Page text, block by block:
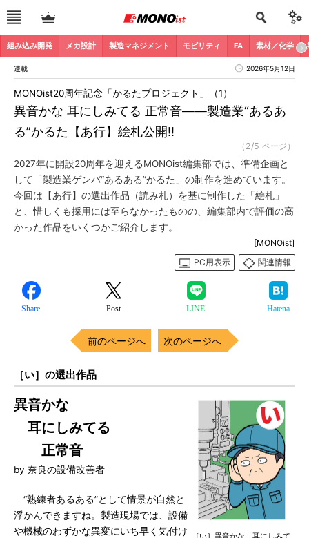
組み込み開発 メカ設計 製造マネジメント モビリティ FA 素材／化学
連載 2026年5月12日
異音かな 耳にしみてる 正常音――製造業“あるあ
る”かるた【あ行】絵札公開!!
MONOist20周年記念「かるたプロジェクト」（1）
（2/5 ページ）
2027年に開設20周年を迎えるMONOist編集部では、準備企画と
して「製造業ゲンバ“あるある”かるた」の制作を進めています。
今回は【あ行】の選出作品（読み札）を基に制作した「絵札」
と、惜しくも採用には至らなかったものの、編集部内で評価の高
かった作品をいくつかご紹介します。
[MONOist]
PC用表示
関連情報
Share Post LINE Hatena
前のページへ 次のページへ
［い］の選出作品
［い］異音かな 耳にしみて
異音かな
耳にしみてる
正常音
by 奈良の設備改善者
“熟練者あるある”として情景が自然と
浮かんできますね。製造現場では、設備
や機械のわずかな異変にいち早く気付け